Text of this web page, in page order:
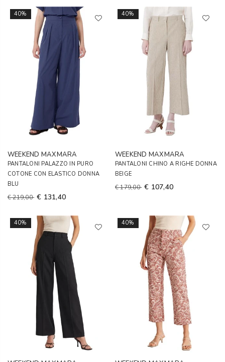
40%
WEEKEND MAXMARA
PANTALONI PALAZZO IN PURO
COTONE CON ELASTICO DONNA
BLU
€ 219,00 € 131,40
40%
WEEKEND MAXMARA
PANTALONI CHINO A RIGHE DONNA
BEIGE
€ 179,00 € 107,40
40% 40%